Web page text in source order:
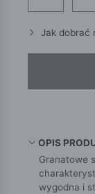
Jak dobrać
OPIS
Granatowe
wygodna i